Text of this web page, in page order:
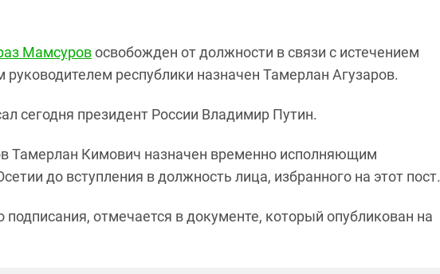
Мамсуровосвобожден от должности в связи с истечением
республики назначен Тамерлан Агузаров.
сегодня президент России Владимир Путин.
Тамерлан Кимович назначен временно исполняющим
до вступления в должность лица, избранного на этот пост.
подписания, отмечается в документе, который опубликован на